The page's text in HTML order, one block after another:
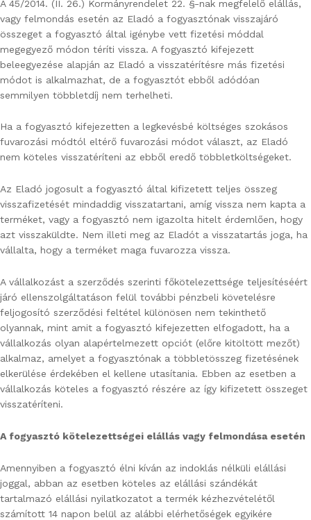
A 45/2014. (II. 26.) Kormányrendelet 22. §-nak megfelelő elállás,
vagy felmondás esetén az Eladó a fogyasztónak visszajáró
összeget a fogyasztó által igénybe vett fizetési móddal
megegyező módon téríti vissza. A fogyasztó kifejezett
beleegyezése alapján az Eladó a visszatérítésre más fizetési
módot is alkalmazhat, de a fogyasztót ebből adódóan
semmilyen többletdíj nem terhelheti.
Ha a fogyasztó kifejezetten a legkevésbé költséges szokásos
fuvarozási módtól eltérő fuvarozási módot választ, az Eladó
nem köteles visszatéríteni az ebből eredő többletköltségeket.
Az Eladó jogosult a fogyasztó által kifizetett teljes összeg
visszafizetését mindaddig visszatartani, amíg vissza nem kapta a
terméket, vagy a fogyasztó nem igazolta hitelt érdemlően, hogy
azt visszaküldte. Nem illeti meg az Eladót a visszatartás joga, ha
vállalta, hogy a terméket maga fuvarozza vissza.
A vállalkozást a szerződés szerinti főkötelezettsége teljesítéséért
járó ellenszolgáltatáson felül további pénzbeli követelésre
feljogosító szerződési feltétel különösen nem tekinthető
olyannak, mint amit a fogyasztó kifejezetten elfogadott, ha a
vállalkozás olyan alapértelmezett opciót (előre kitöltött mezőt)
alkalmaz, amelyet a fogyasztónak a többletösszeg fizetésének
elkerülése érdekében el kellene utasítania. Ebben az esetben a
vállalkozás köteles a fogyasztó részére az így kifizetett összeget
visszatéríteni.
A fogyasztó kötelezettségei elállás vagy felmondása esetén
Amennyiben a fogyasztó élni kíván az indoklás nélküli elállási
joggal, abban az esetben köteles az elállási szándékát
tartalmazó elállási nyilatkozatot a termék kézhezvételétől
számított 14 napon belül az alábbi elérhetőségek egyikére